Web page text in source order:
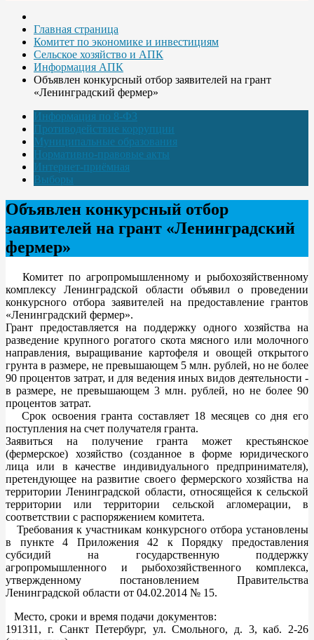
Главная страница
Комитет по экономике и инвестициям
Сельское хозяйство и АПК
Информация АПК
Объявлен конкурсный отбор заявителей на грант
«Ленинградский фермер»
Информация по 8-ФЗ
Противодействие коррупции
Муниципальные образования
Нормативно-правовые акты
Интернет-приёмная
Выборы
Объявлен конкурсный отбор
заявителей на грант «Ленинградский
фермер»
Комитет по агропромышленному и рыбохозяйственному
комплексу Ленинградской области объявил о проведении
конкурсного отбора заявителей на предоставление грантов
«Ленинградский фермер».
Грант предоставляется на поддержку одного хозяйства на
разведение крупного рогатого скота мясного или молочного
направления, выращивание картофеля и овощей открытого
грунта в размере, не превышающем 5 млн. рублей, но не более
90 процентов затрат, и для ведения иных видов деятельности -
в размере, не превышающем 3 млн. рублей, но не более 90
процентов затрат.
Срок освоения гранта составляет 18 месяцев со дня его
поступления на счет получателя гранта.
Заявиться на получение гранта может крестьянское
(фермерское) хозяйство (созданное в форме юридического
лица или в качестве индивидуального предпринимателя),
претендующее на развитие своего фермерского хозяйства на
территории Ленинградской области, относящейся к сельской
территории или территории сельской агломерации, в
соответствии с распоряжением комитета.
Требования к участникам конкурсного отбора установлены
в пункте 4 Приложения 42 к Порядку предоставления
субсидий на государственную поддержку
агропромышленного и рыбохозяйственного комплекса,
утвержденному постановлением Правительства
Ленинградской области от 04.02.2014 № 15.
Место, сроки и время подачи документов:
191311, г. Санкт Петербург, ул. Смольного, д. 3, каб. 2-26